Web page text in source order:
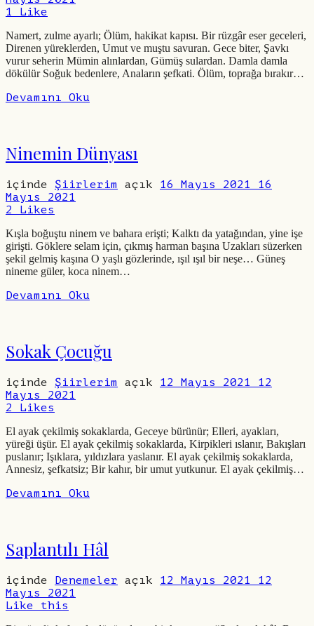
1
Like
Namert, zulme ayarlı; Ölüm, hakikat kapısı. Bir rüzgâr eser geceleri,
Direnen yüreklerden, Umut ve muştu savuran. Gece biter, Şavkı
vurur seherin Mümin alınlardan, Gümüş sulardan. Damla damla
dökülür Soğuk bedenlere, Anaların şefkati. Ölüm, toprağa bırakır…
Devamını Oku
Ninemin Dünyası
içinde Şiirlerim açık 16 Mayıs 2021 16
Mayıs 2021
2
Likes
Kışla boğuştu ninem ve bahara erişti; Kalktı da yatağından, yine işe
girişti. Göklere selam için, çıkmış harman başına Uzakları süzerken
şekil gelmiş kaşına O yaşlı gözlerinde, ışıl ışıl bir neşe… Güneş
nineme güler, koca ninem…
Devamını Oku
Sokak Çocuğu
içinde Şiirlerim açık 12 Mayıs 2021 12
Mayıs 2021
2
Likes
El ayak çekilmiş sokaklarda, Geceye bürünür; Elleri, ayakları,
yüreği üşür. El ayak çekilmiş sokaklarda, Kirpikleri ıslanır, Bakışları
puslanır; Işıklara, yıldızlara yaslanır. El ayak çekilmiş sokaklarda,
Annesiz, şefkatsiz; Bir kahır, bir umut yutkunur. El ayak çekilmiş…
Devamını Oku
Saplantılı Hâl
içinde Denemeler açık 12 Mayıs 2021 12
Mayıs 2021
Like this